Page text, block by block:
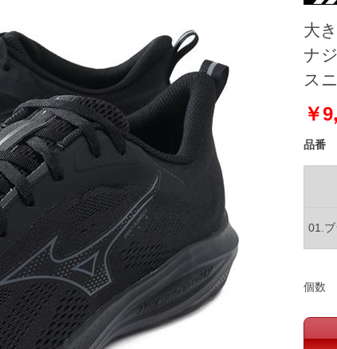
大
ナ
ス
￥
品番
01.ブ
個数